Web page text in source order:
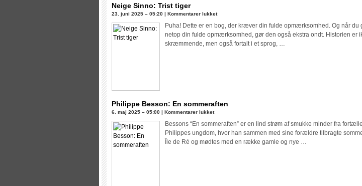
blev
verdens
største
magtspil
Neige Sinno: Trist tiger
23. juni 2025 – 05:20 | Kommentarer lukkettil
Neige
Sinno:
Puha! Dette er en bog, der kræver din fulde opmærksomhed. Og når du
netop din fulde opmærksomhed, gør den også ekstra ondt. Historien er
skræmmende, men også fortalt i et sprog, …
Philippe Besson: En sommeraften
6. maj 2025 – 05:00 | Kommentarer lukkettil
Philippe
Besson:
Bessons “En sommeraften” er en lind strøm af smukke minder fra
Philippes ungdom, hvor han sammen med sine forældre tilbragte
Île de Ré og mødtes med en række gamle og nye …